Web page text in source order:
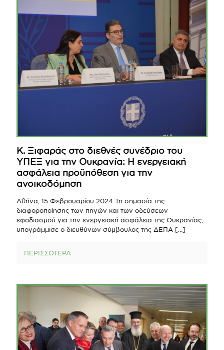
Κ. Ξιφαράς στο διεθνές συνέδριο του
ΥΠΕΞ για την Ουκρανία: Η ενεργειακή
ασφάλεια προϋπόθεση για την
ανοικοδόμηση
Αθήνα, 15 Φεβρουαρίου 2024 Τη σημασία της
διαφοροποίησης των πηγών και των οδεύσεων
εφοδιασμού για την ενεργειακή ασφάλεια της Ουκρανίας,
υπογράμμισε ο διευθύνων σύμβουλος της ΔΕΠΑ […]
ΠΕΡΙΣΣΟΤΕΡΑ